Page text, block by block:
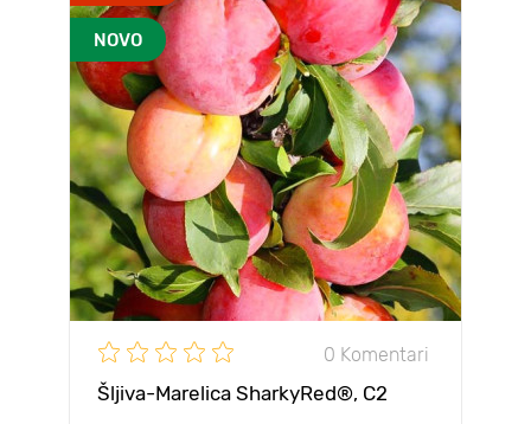
NOVO
0 Komentari
Šljiva-Marelica SharkyRed®, C2